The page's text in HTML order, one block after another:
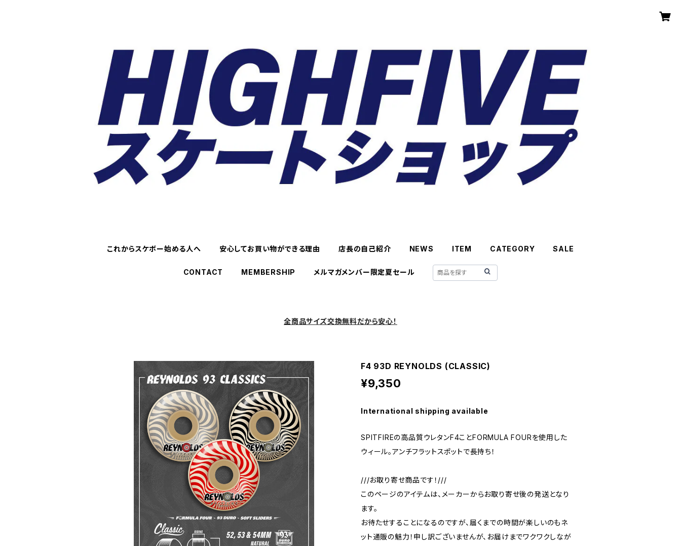
これからスケボー始める人へ 安心してお買い物ができる理由 店長の自己紹介 NEWS ITEM CATEGORY SALE
CONTACT MEMBERSHIP メルマガメンバー限定夏セール
全商品サイズ交換無料だから安心！
F4 93D REYNOLDS (CLASSIC)
¥9,350
International shipping available
SPITFIREの高品質ウレタンF4ことFORMULA FOURを使用した
ウィール。アンチフラットスポットで長持ち！
///お取り寄せ商品です！///
このページのアイテムは、メーカーからお取り寄せ後の発送となり
ます。
お待たせすることになるのですが、届くまでの時間が楽しいのもネ
ット通販の魅力！申し訳ございませんが、お届けまでワクワクしなが